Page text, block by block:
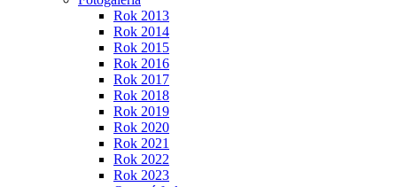
Rok 2013
Rok 2014
Rok 2015
Rok 2016
Rok 2017
Rok 2018
Rok 2019
Rok 2020
Rok 2021
Rok 2022
Rok 2023